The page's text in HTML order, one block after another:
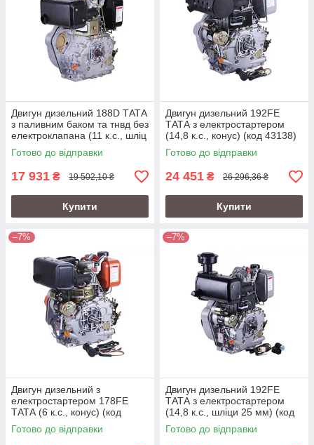
Двигун дизельний 188D ТАТА
з паливним баком та тнвд без
електроклапана (11 к.с., шліц
25 мм) (код 5558)
Готово до відправки
17 931 ₴ 19 502,10 ₴
Купити
Двигун дизельний 192FE
ТАТА з електростартером
(14,8 к.с., конус) (код 43138)
Готово до відправки
24 451 ₴ 26 296,36 ₴
Купити
–7%
Двигун дизельний з
електростартером 178FE
ТАТА (6 к.с., конус) (код
43135)
Готово до відправки
–7%
Двигун дизельний 192FE
ТАТА з електростартером
(14,8 к.с., шліци 25 мм) (код
76050)
Готово до відправки